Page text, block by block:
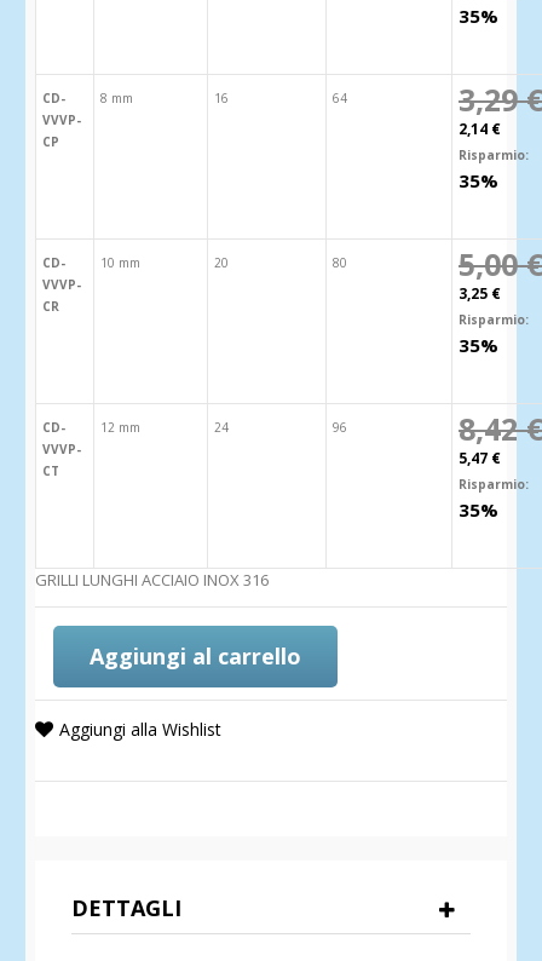
35%
CD-
VVVP-
CP
8 mm 16 64 3,29 €
2,14 €
Risparmio:
35%
CD-
VVVP-
CR
10 mm 20 80 5,00 €
3,25 €
Risparmio:
35%
CD-
VVVP-
CT
12 mm 24 96 8,42 €
5,47 €
Risparmio:
35%
GRILLI LUNGHI ACCIAIO INOX 316
Aggiungi al carrello
Aggiungi alla Wishlist
DETTAGLI